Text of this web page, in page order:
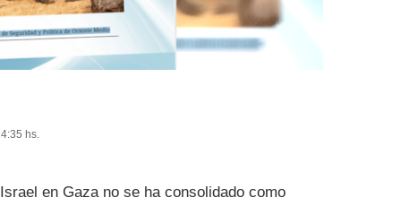
hs.
en Gaza no se ha consolidado como